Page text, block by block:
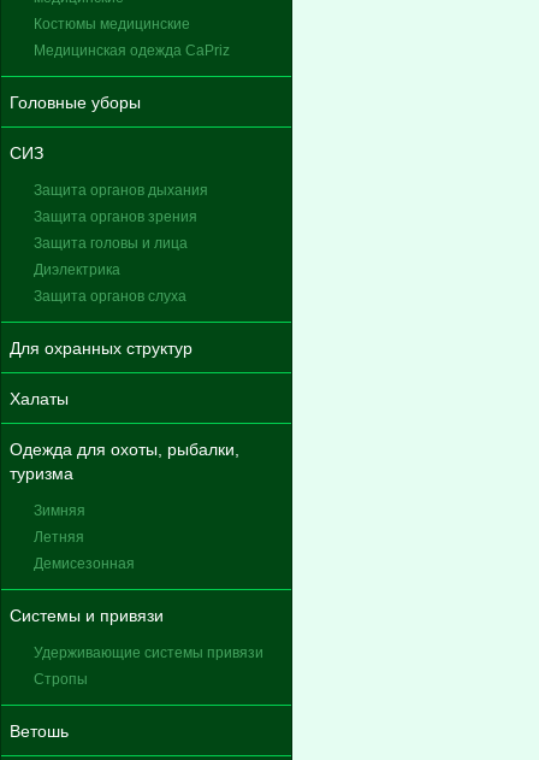
Костюмы медицинские
Медицинская одежда CaPriz
Головные уборы
СИЗ
Защита органов дыхания
Защита органов зрения
Защита головы и лица
Диэлектрика
Защита органов слуха
Для охранных структур
Халаты
Одежда для охоты, рыбалки,
туризма
Зимняя
Летняя
Демисезонная
Системы и привязи
Удерживающие системы привязи
Стропы
Ветошь